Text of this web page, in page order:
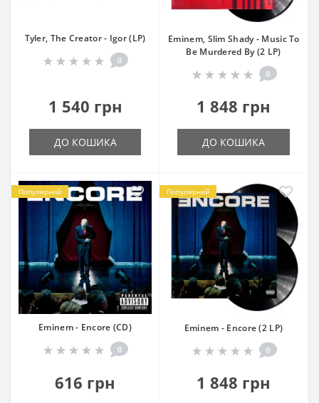
Tyler, The Creator - Igor (LP)
0
1 540 грн
ДО КОШИКА
Eminem, Slim Shady - Music To
Be Murdered By (2 LP)
0
1 848 грн
ДО КОШИКА
Популярний
Eminem - Encore (CD)
0
616 грн
Популярний
Eminem - Encore (2 LP)
0
1 848 грн